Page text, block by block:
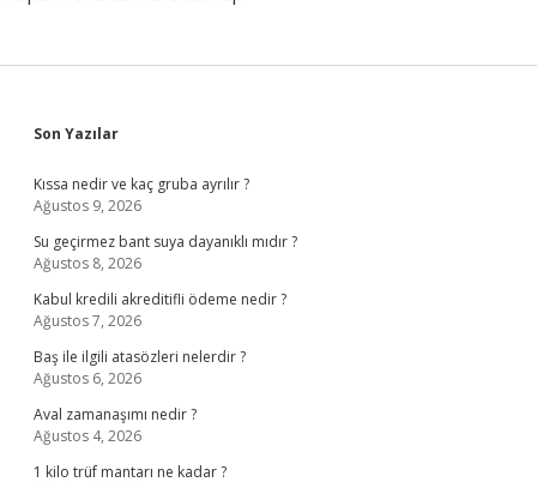
Sidebar
Son Yazılar
Kıssa nedir ve kaç gruba ayrılır ?
Ağustos 9, 2026
Su geçirmez bant suya dayanıklı mıdır ?
Ağustos 8, 2026
Kabul kredili akreditifli ödeme nedir ?
Ağustos 7, 2026
Baş ile ilgili atasözleri nelerdir ?
Ağustos 6, 2026
Aval zamanaşımı nedir ?
Ağustos 4, 2026
1 kilo trüf mantarı ne kadar ?